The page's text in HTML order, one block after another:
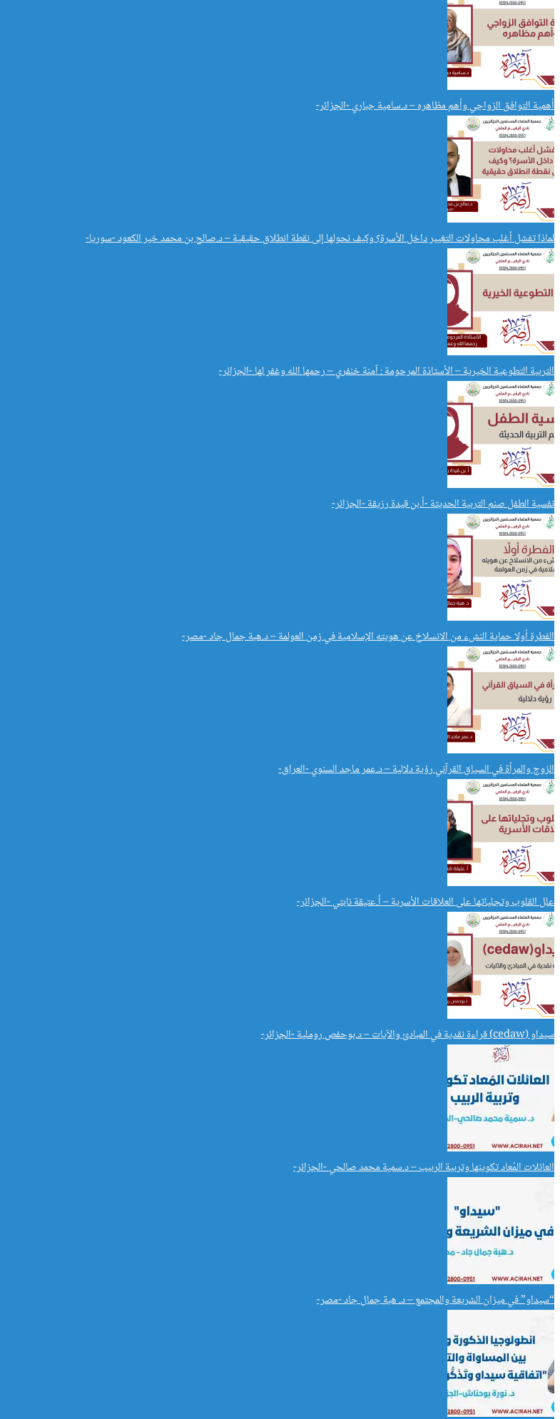
أهمية التوافق الزواجي وأهم مظاهره – د.سامية جباري -الجزائر-
لماذا تفشل أغلب محاولات التغيير داخل الأسرة؟ وكيف نحولها إلى نقطة انطلاق حقيقية – د.صالح بن محمد خير الكعود -سوريا-
التربية التطوعية الخيرية – الأستاذة المرحومة : آمنة خنفري – رحمها الله وغفر لها -الجزائر-
نفسية الطفل صنم التربية الحديثة -أ.بن قيدة رزيقة -الجزائر-
الفطرة أولا حماية النشء من الانسلاخ عن هويته الإسلامية في زمن العولمة – د.هبة جمال جاد -مصر-
الزوج والمرأة في السياق القرآني رؤية دلالية – د.عمر ماجد السنوي -العراق-
علل القلوب وتجلياتها على العلاقات الأسرية – أ.عتيقة نابتي -الجزائر-
سيداو (cedaw) قراءة نقدية في المبادئ والآيات – د.بوحفص روملية -الجزائر-
العائلات المُعاد تكوينها وتربية الربيب – د.سمية محمد صالحي -الجزائر-
“سيداو” في ميزان الشريعة والمجتمع – د. هبة جمال جاد -مصر-